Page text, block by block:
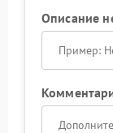
Описание